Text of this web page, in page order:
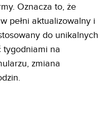
Oznacza to, że
pełni aktualizowalny i
do unikalnych
tygodniami na
zmiana